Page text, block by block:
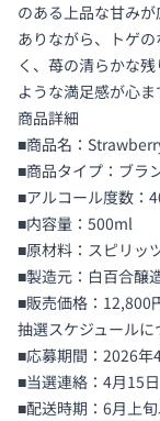
のある上品な甘み
ありながら、トゲ
く、苺の清らかな
ような満足感が心ま
商品詳細
■商品名：
■商品タイプ：ブラ
■アルコール度数：
■内容量：500ml
■原材料：スピリッ
■製造元：白百合醸
■販売価格：12,800
抽選スケジュールに
■応募期間：2026
■当選連絡：4月15
■配送時期：6月上